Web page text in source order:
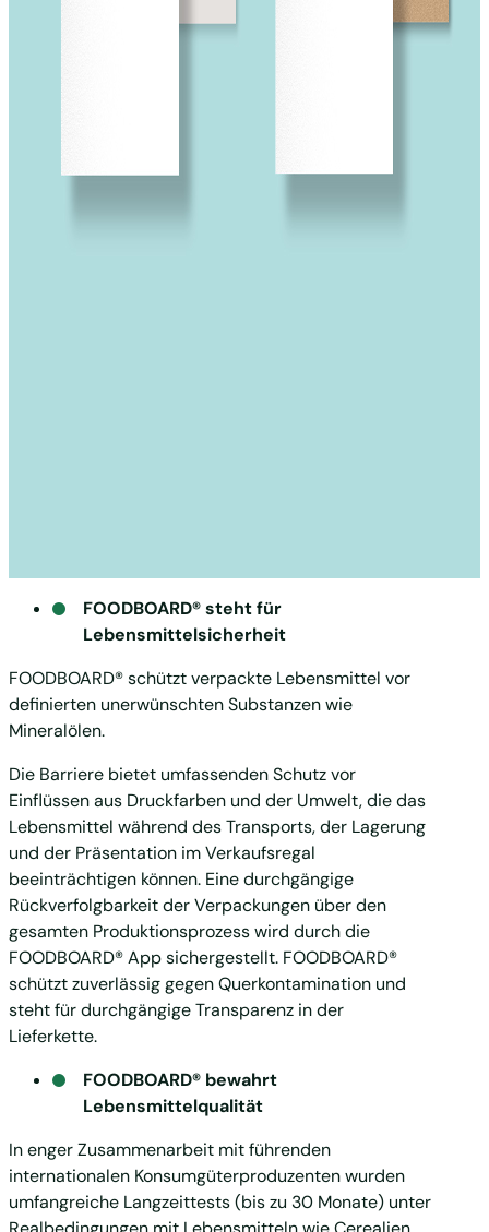
FOODBOARD® steht für
Lebensmittelsicherheit
FOODBOARD® schützt verpackte Lebensmittel vor
definierten unerwünschten Substanzen wie
Mineralölen.
Die Barriere bietet umfassenden Schutz vor
Einflüssen aus Druckfarben und der Umwelt, die das
Lebensmittel während des Transports, der Lagerung
und der Präsentation im Verkaufsregal
beeinträchtigen können. Eine durchgängige
Rückverfolgbarkeit der Verpackungen über den
gesamten Produktionsprozess wird durch die
FOODBOARD® App sichergestellt. FOODBOARD®
schützt zuverlässig gegen Querkontamination und
steht für durchgängige Transparenz in der
Lieferkette.
FOODBOARD® bewahrt
Lebensmittelqualität
In enger Zusammenarbeit mit führenden
internationalen Konsumgüterproduzenten wurden
umfangreiche Langzeittests (bis zu 30 Monate) unter